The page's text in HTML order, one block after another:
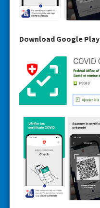
Download Google Play